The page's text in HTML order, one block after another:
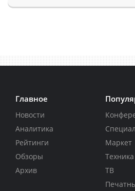
Главное
Новости
Аналитика
Рейтинги
Обзоры
Архив
Маркет
Техника
ТВ